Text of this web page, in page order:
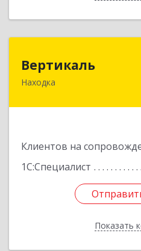
Вертикаль
Находка
Клиентов на
1С:Специалист
Показать